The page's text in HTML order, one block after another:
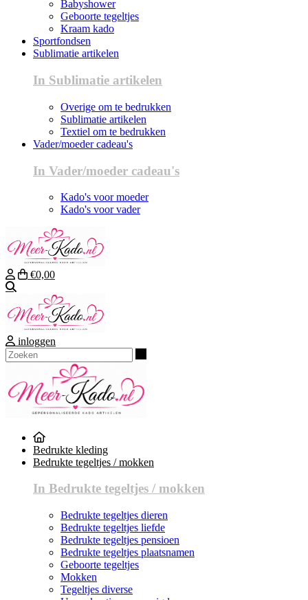
Babyshower
Geboorte tegeltjes
Kraam kado
Sportfondsen
Sublimatie artikelen
In Sublimatie artikelen
Overige om te bedrukken
Sublimatie artikelen
Textiel om te bedrukken
Vader/moeder cadeau's
In Vader/moeder cadeau's
Kado's voor moeder
Kado's voor vader
€0,00
inloggen
Bedrukte kleding
Bedrukte tegeltjes / mokken
In Bedrukte tegeltjes / mokken
Bedrukte tegeltjes dieren
Bedrukte tegeltjes liefde
Bedrukte tegeltjes pensioen
Bedrukte tegeltjes plaatsnamen
Geboorte tegeltjes
Mokken
Tegeltjes diverse